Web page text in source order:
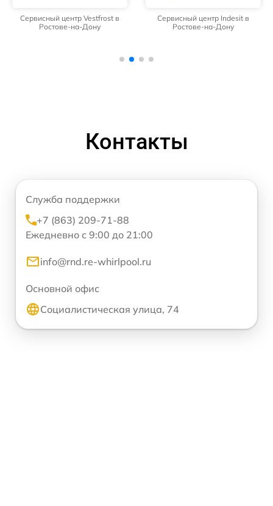
Сервисный центр Vestfrost в
Ростове-на-Дону
Сервисный центр Indesit в
Ростове-на-Дону
Контакты
Служба поддержки
+7 (863) 209-71-88
Ежедневно с 9:00 до 21:00
info@rnd.re-whirlpool.ru
Основной офис
Социалистическая улица, 74